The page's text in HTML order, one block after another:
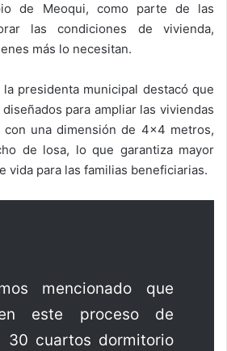
de Meoqui, como parte de las
las condiciones de vivienda,
más lo necesitan.
presidenta municipal destacó que
para ampliar las viviendas
con una dimensión de 4×4 metros,
de losa, lo que garantiza mayor
vida para las familias beneficiarias.
mencionado que
este proceso de
30 cuartos dormitorio